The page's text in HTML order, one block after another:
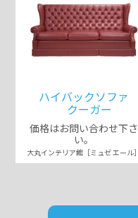
ハイバックソファ
クーガー
価格はお問い合わせ下さ
い。
大丸インテリア館［ミュゼ エール］